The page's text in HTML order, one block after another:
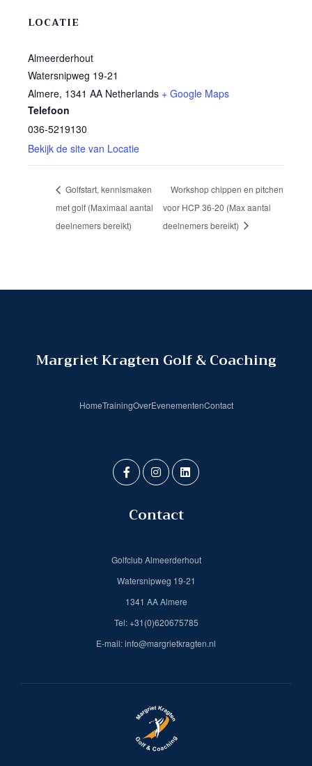
LOCATIE
Almeerderhout
Watersnipweg 19-21
Almere, 1341 AA Netherlands + Google Maps
Telefoon
036-5219130
Bekijk de site van Locatie
Golfstart, kennismaken
met golf (Maximaal aantal
deelnemers bereikt)
Workshop chippen en pitchen
voor HCP 36-20 (Max aantal
deelnemers bereikt)
Margriet Kragten Golf & Coaching
HomeTrainingOverEvenementenContact
Contact
Golfclub Almeerderhout
Watersnipweg 19-21
1341 AA Almere
Tel: +31(0)620675785
E-mail: info@margrietkragten.nl